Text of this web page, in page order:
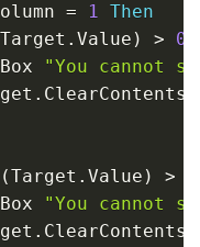
= 1 Then
Target . Value ) > 0
"You cannot
. ClearContents
(Target . Value ) >
"You cannot
. ClearContents